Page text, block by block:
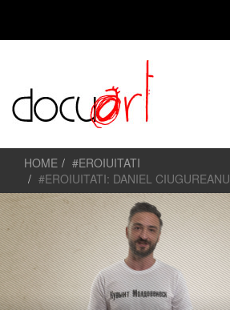
HOME
#EROIUITATI
#EROIUITATI: DANIEL CIUGUREANU